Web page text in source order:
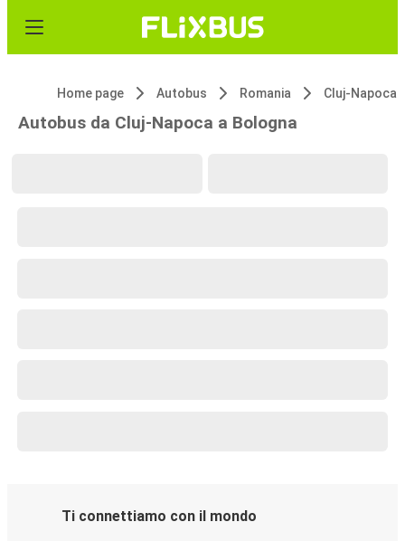
Home page Autobus Romania Cluj-Napoca
Autobus da Cluj-Napoca a Bologna
Ti connettiamo con il mondo